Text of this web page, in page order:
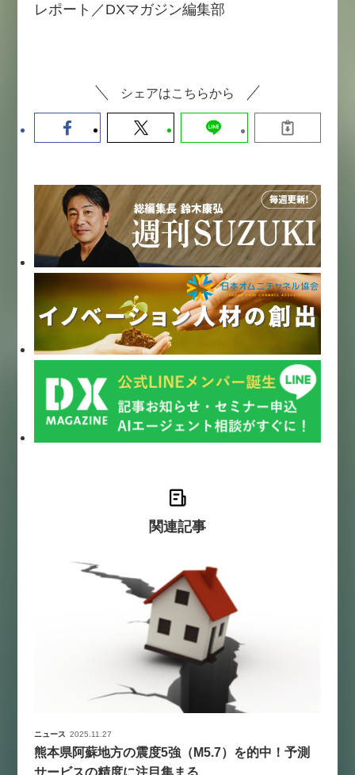
レポート／DXマガジン編集部
シェアはこちらから
関連記事
ニュース 2025.11.27
熊本県阿蘇地方の震度5強（M5.7）を的中！予測
サービスの精度に注目集まる